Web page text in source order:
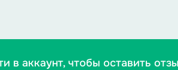
в аккаунт, чтобы оставить